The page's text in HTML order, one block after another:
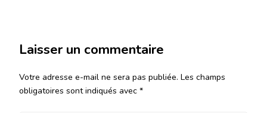
Laisser un commentaire
Votre adresse e-mail ne sera pas publiée. Les champs
obligatoires sont indiqués avec *